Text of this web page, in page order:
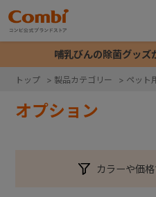
哺乳びんの除菌グッ
トップ > 製品カテゴリー > ペット
オプション
カラーや価